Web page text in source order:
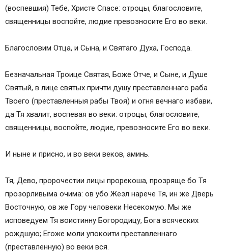
(воспевшия) Тебе, Христе Спасе: отроцы, благословите,
священницы воспойте, людие превозносите Его во веки.
Благословим Отца, и Сына, и Святаго Духа, Господа.
Безначальная Троице Святая, Боже Отче, и Сыне, и Душе
Святый, в лице святых причти душу преставленнаго раба
Твоего (преставленныя рабы Твоя) и огня вечнаго избави,
да Тя хвалит, воспевая во веки: отроцы, благословите,
священницы, воспойте, людие, превозносите Его во веки.
И ныне и присно, и во веки веков, аминь.
Тя, Дево, пророчестии лицы прорекоша, прозряще бо Тя
прозорливыма очима: ов убо Жезл нарече Тя, ин же Дверь
Восточную, ов же Гору человеки Несекомую. Мы же
исповедуем Тя воистинну Богородицу, Бога всяческих
рождшую; Егоже моли упокоити преставленнаго
(преставленную) во веки вся.